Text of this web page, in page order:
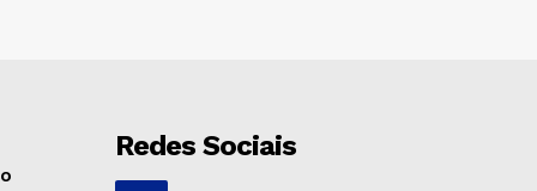
Redes Sociais